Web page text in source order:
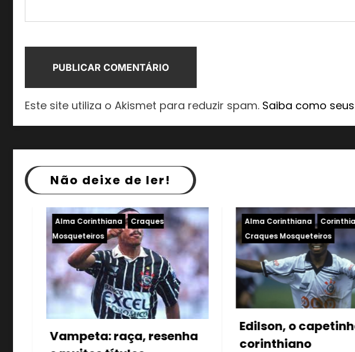
Este site utiliza o Akismet para reduzir spam. Saiba como
Não deixe de ler!
Alma Corinthiana
Corinthians
Craques Mosqueteiros
corinthiano
Alma Corinthiana
Mosqueteiros
O cérebro
2015 e 2017